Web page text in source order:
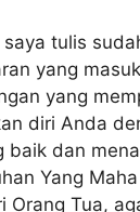
tulis
yang
yang
diri Anda
baik dan
Yang
Orang Tua,